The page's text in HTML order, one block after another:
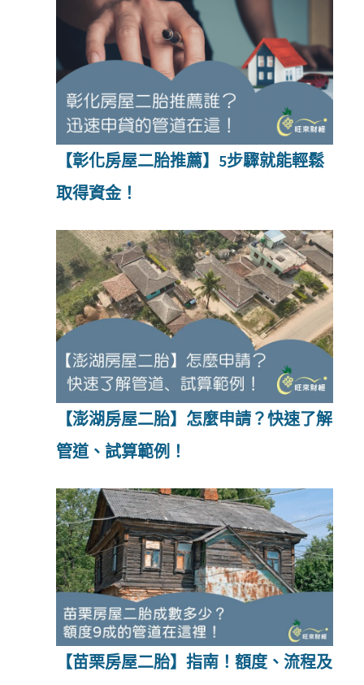
【彰化房屋二胎推薦】5步驟就能輕鬆
取得資金！
【澎湖房屋二胎】怎麼申請？快速了解
管道、試算範例！
【苗栗房屋二胎】指南！額度、流程及